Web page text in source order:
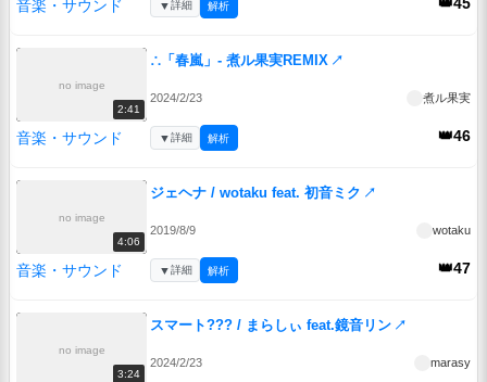
音楽・サウンド 👑45
▼詳細 解析
no image
2:41
∴「春嵐」- 煮ル果実REMIX ↗
2024/2/23 煮ル果実
音楽・サウンド 👑46
▼詳細 解析
no image
4:06
ジェヘナ / wotaku feat. 初音ミク ↗
2019/8/9 wotaku
音楽・サウンド 👑47
▼詳細 解析
no image
3:24
スマート??? / まらしぃ feat.鏡音リン ↗
2024/2/23 marasy